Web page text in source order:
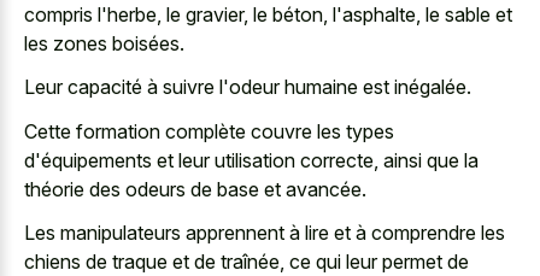
compris l'herbe, le gravier, le béton, l'asphalte, le sable et
les zones boisées.
Leur capacité à suivre l'odeur humaine est inégalée.
Cette formation complète couvre les types
d'équipements et leur utilisation correcte, ainsi que la
théorie des odeurs de base et avancée.
Les manipulateurs apprennent à lire et à comprendre les
chiens de traque et de traînée, ce qui leur permet de